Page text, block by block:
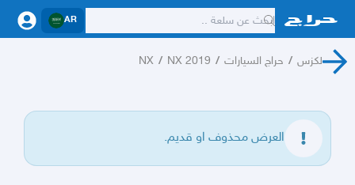
AR
لكزس / حراج السيارات /
NX 2019
/
NX
العرض محذوف او قديم.